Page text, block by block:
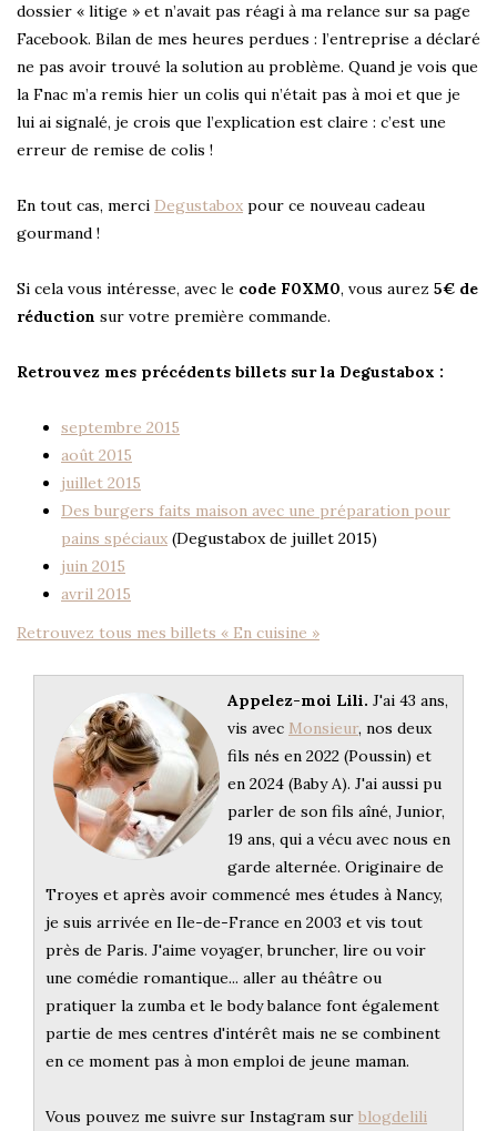
dossier « litige » et n’avait pas réagi à ma relance sur sa page
Facebook. Bilan de mes heures perdues : l’entreprise a déclaré
ne pas avoir trouvé la solution au problème. Quand je vois que
la Fnac m’a remis hier un colis qui n’était pas à moi et que je
lui ai signalé, je crois que l’explication est claire : c’est une
erreur de remise de colis !
En tout cas, merci Degustabox pour ce nouveau cadeau
gourmand !
Si cela vous intéresse, avec le code F0XM0, vous aurez 5€ de
réduction sur votre première commande.
Retrouvez mes précédents billets sur la Degustabox :
septembre 2015
août 2015
juillet 2015
Des burgers faits maison avec une préparation pour
pains spéciaux (Degustabox de juillet 2015)
juin 2015
avril 2015
Retrouvez tous mes billets « En cuisine »
Appelez-moi Lili. J'ai 43 ans,
vis avec Monsieur, nos deux
fils nés en 2022 (Poussin) et
en 2024 (Baby A). J'ai aussi pu
parler de son fils aîné, Junior,
19 ans, qui a vécu avec nous en
garde alternée. Originaire de
Troyes et après avoir commencé mes études à Nancy,
je suis arrivée en Ile-de-France en 2003 et vis tout
près de Paris. J'aime voyager, bruncher, lire ou voir
une comédie romantique... aller au théâtre ou
pratiquer la zumba et le body balance font également
partie de mes centres d'intérêt mais ne se combinent
en ce moment pas à mon emploi de jeune maman.
Vous pouvez me suivre sur Instagram sur blogdelili